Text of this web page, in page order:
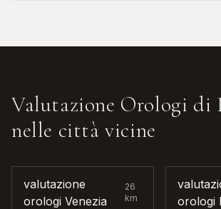
Valutazione Orologi di
nelle città vicine
valutazione
orologi Venezia
26
km
orologi